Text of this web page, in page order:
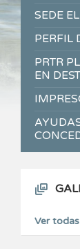
SEDE
PERFIL
PRTR
EN
Ver todas